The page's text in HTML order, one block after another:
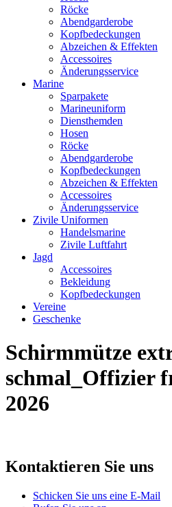
Röcke
Abendgarderobe
Kopfbedeckungen
Abzeichen & Effekten
Accessoires
Änderungsservice
Marine
Sparpakete
Marineuniform
Diensthemden
Hosen
Röcke
Abendgarderobe
Kopfbedeckungen
Abzeichen & Effekten
Accessoires
Änderungsservice
Zivile Uniformen
Handelsmarine
Zivile Luftfahrt
Jagd
Accessoires
Bekleidung
Kopfbedeckungen
Vereine
Geschenke
Schirmmütze
schmal_Offizier
2026
Kontaktieren Sie uns
Schicken Sie uns eine E-Mail